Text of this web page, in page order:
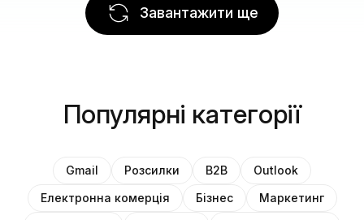
Завантажити ще
Популярні категорії
Gmail Розсилки B2B
Outlook
Електронна комерція
Бізнес
Маркетинг